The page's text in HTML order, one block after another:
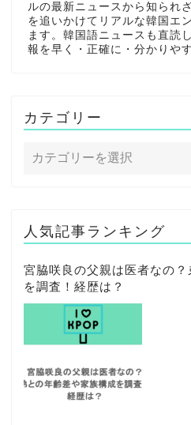
ルの最新ニュースから知られ
を追いかけてリアルな韓国エ
ます。韓国語ニュースも直読
報を早く・正確に・分かりや
カテゴリー
人気記事ランキング
宮脇咲良の父親は医者なの
を調査！経歴は？